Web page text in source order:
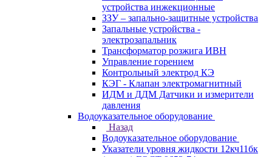
устройства инжекционные
ЗЗУ – запально-защитные устройства
Запальные устройства -
электрозапальник
Трансформатор розжига ИВН
Управление горением
Контрольный электрод КЭ
КЭГ - Клапан электромагнитный
ИДМ и ДДМ Датчики и измерители
давления
Водоуказательное оборудование
Назад
Водоуказательное оборудование
Указатели уровня жидкости 12кч11бк